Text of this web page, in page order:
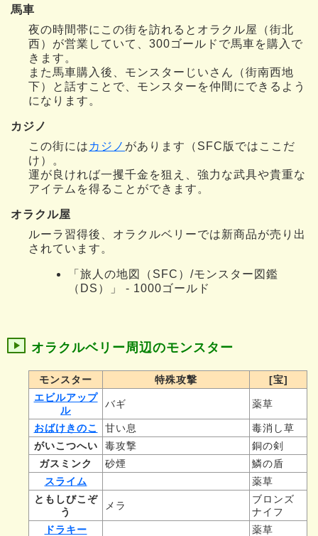
馬車
夜の時間帯にこの街を訪れるとオラクル屋（街北
西）が営業していて、300ゴールドで馬車を購入で
きます。
また馬車購入後、モンスターじいさん（街南西地
下）と話すことで、モンスターを仲間にできるよう
になります。
カジノ
この街には カジノ があります（SFC版ではここだ
け）。
運が良ければ一攫千金を狙え、強力な武具や貴重な
アイテムを得ることができます。
オラクル屋
ルーラ習得後、オラクルベリーでは新商品が売り出
されています。
「旅人の地図（SFC）/モンスター図鑑
（DS）」 - 1000ゴールド
オラクルベリー周辺のモンスター
モンスター 特殊攻撃
[宝]
エビルアップ
ル
バギ 薬草
おばけきのこ 甘い息
毒消し草
がいこつへい
毒攻撃
銅の剣
ガスミンク
砂煙
鱗の盾
スライム
薬草
ともしびこぞ
う
メラ
ブロンズ
ナイフ
ドラキー
薬草